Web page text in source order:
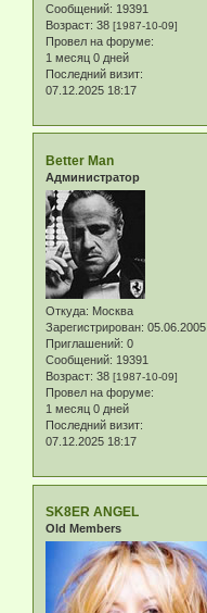
Сообщений: 19391
Возраст: 38 [1987-10-09]
Провел на форуме:
1 месяц 0 дней
Последний визит:
07.12.2025 18:17
Better Man
Администратор
Откуда: Москва
Зарегистрирован: 05.06.2005
Приглашений: 0
Сообщений: 19391
Возраст: 38 [1987-10-09]
Провел на форуме:
1 месяц 0 дней
Последний визит:
07.12.2025 18:17
SK8ER ANGEL
Old Members